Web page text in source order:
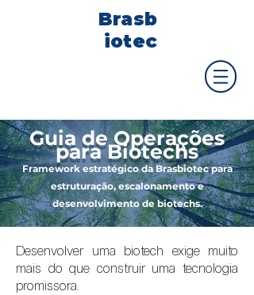
Brasb
iotec
Guia de Operações
para Biotechs
Framework estratégico da Brasbiotec para
estruturação, escalonamento e
desenvolvimento de biotechs.
Desenvolver uma biotech exige muito
mais do que construir uma tecnologia
promissora.